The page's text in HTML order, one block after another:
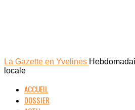
La Gazette en Yvelines
locale
ACCUEIL
DOSSIER